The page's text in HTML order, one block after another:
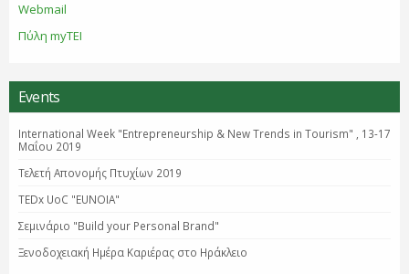
Webmail
Πύλη myTEI
Events
International Week "Entrepreneurship & New Trends in Tourism" , 13-17
Μαΐου 2019
Τελετή Απονομής Πτυχίων 2019
TEDx UoC "EUNOIA"
Σεμινάριο "Βuild your Personal Brand"
Ξενοδοχειακή Ημέρα Καριέρας στο Ηράκλειο